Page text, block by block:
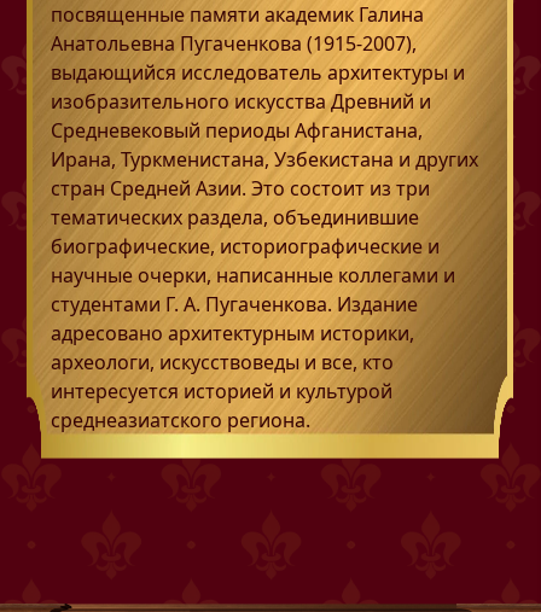
посвященные памяти академик Галина
Анатольевна Пугаченкова (1915-2007),
выдающийся исследователь архитектуры и
изобразительного искусства Древний и
Средневековый периоды Афганистана,
Ирана, Туркменистана, Узбекистана и других
стран Средней Азии. Это состоит из три
тематических раздела, объединившие
биографические, историографические и
научные очерки, написанные коллегами и
студентами Г. А. Пугаченкова. Издание
адресовано архитектурным историки,
археологи, искусствоведы и все, кто
интересуется историей и культурой
среднеазиатского региона.